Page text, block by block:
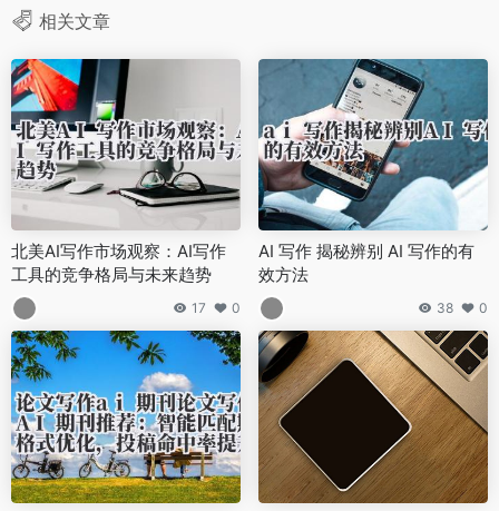
相关文章
北美AI写作市场观察：AI写作
工具的竞争格局与未来趋势
17 0
AI 写作 揭秘辨别 AI 写作的有
效方法
38 0